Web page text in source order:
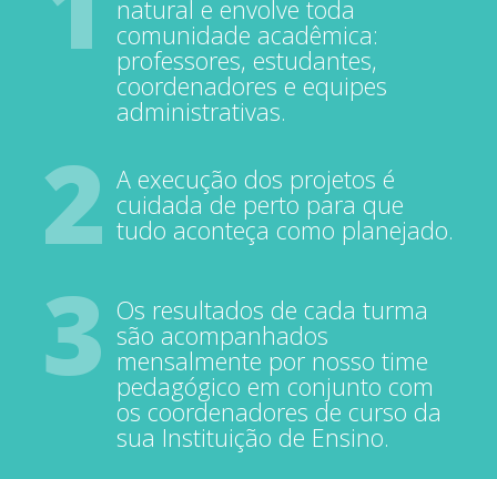
natural e envolve toda
comunidade acadêmica:
professores, estudantes,
coordenadores e equipes
administrativas.
2 A execução dos projetos é
cuidada de perto para que
tudo aconteça como planejado.
3 Os resultados de cada turma
são acompanhados
mensalmente por nosso time
pedagógico em conjunto com
os coordenadores de curso da
sua Instituição de Ensino.